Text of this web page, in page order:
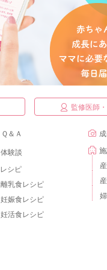
監修医師
Ｑ＆Ａ
体験談
レシピ
離乳食レシピ
妊娠食レシピ
妊活食レシピ